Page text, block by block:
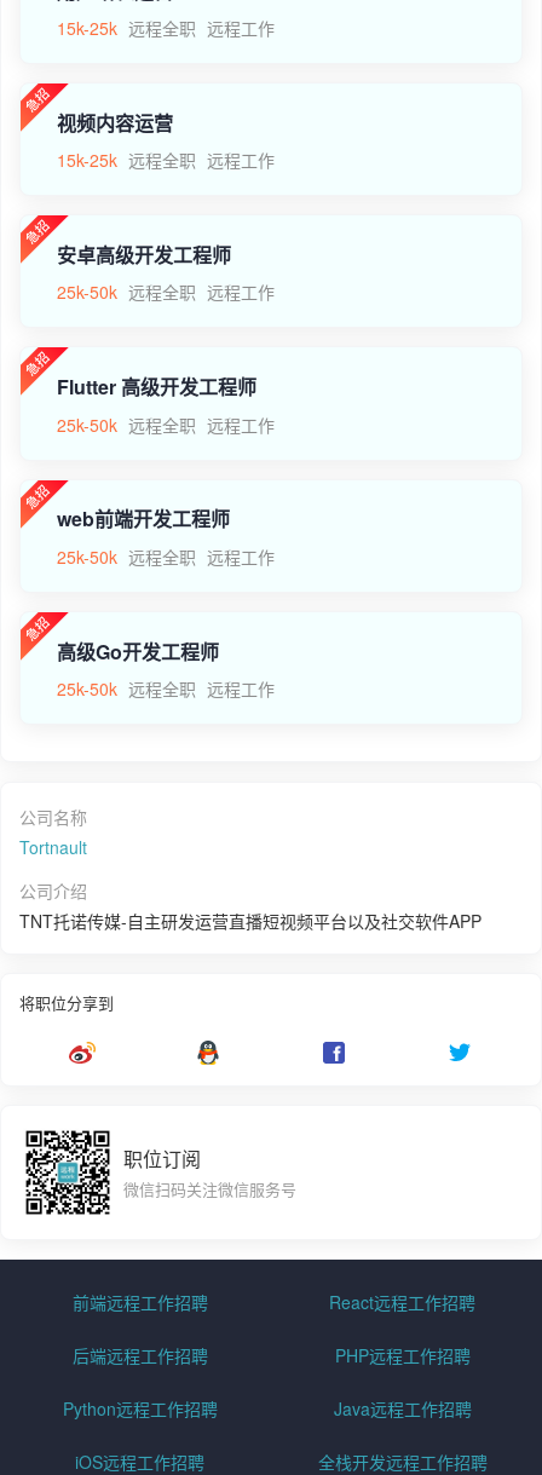
15k-25k 远程全职 远程工作
视频内容运营
15k-25k 远程全职 远程工作
安卓高级开发工程师
25k-50k 远程全职 远程工作
Flutter 高级开发工程师
25k-50k 远程全职 远程工作
web前端开发工程师
25k-50k 远程全职 远程工作
高级Go开发工程师
25k-50k 远程全职 远程工作
公司名称
Tortnault
公司介绍
TNT托诺传媒-自主研发运营直播短视频平台以及社交软件APP
将职位分享到
职位订阅
微信扫码关注微信服务号
前端远程工作招聘 React远程工作招聘
后端远程工作招聘 PHP远程工作招聘
Python远程工作招聘 Java远程工作招聘
iOS远程工作招聘 全栈开发远程工作招聘